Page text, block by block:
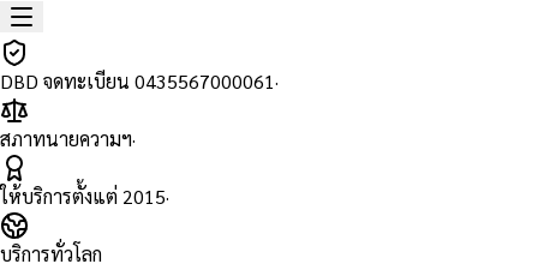
DBD จดทะเบียน 0435567000061·
สภาทนายความฯ·
ให้บริการตั้งแต่ 2015·
บริการทั่วโลก